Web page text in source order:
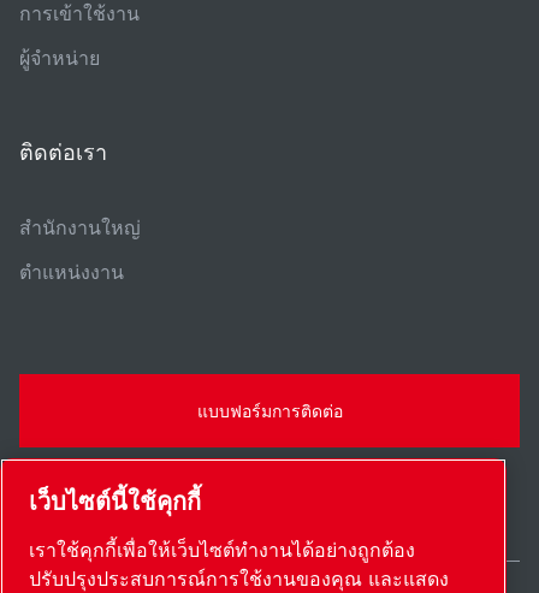
การเข้าใช้งาน
ผู้จําหน่าย
ติดต่อเรา
สํานักงานใหญ่
ตําแหน่งงาน
แบบฟอร์มการติดต่อ
เว็บไซต์นี้ใช้คุกกี้
เราใช้คุกกี้เพื่อให้เว็บไซต์ทำงานได้อย่างถูกต้อง
ปรับปรุงประสบการณ์การใช้งานของคุณ และแสดง